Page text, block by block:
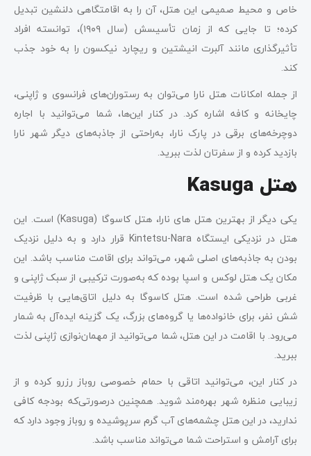
خاص و محیط صمیمی این هتل، آن را به اقامتگاهی دلنشین تبدیل
کرده؛ تا جایی که از زمان تأسیسش (سال ۱۹۰۹)، توانسته افراد
تأثیرگذاری مانند آلبرت انیشتین و ریچارد نیکسون را به خود جذب
کند.
از جمله امکانات هتل نارا می‌توان به رستوران‌های فرانسوی و ژاپنی،
چایخانه و کافه اشاره کرد. در کنار این‌ها، شما می‌توانید با اجاره
دوچرخه‌های برقی در پارک نارا، به‌راحتی از جاذبه‌های دیگر شهر نارا
بازدید کرده و از سفرتان لذت ببرید.
هتل Kasuga
یکی دیگر از بهترین هتل ‌های نارا، هتل کاسوگا (Kasuga) است. این
هتل در نزدیکی ایستگاه Kintetsu-Nara قرار دارد و به دلیل نزدیک
بودن به جاذبه‌های اصلی شهر، می‌تواند برای اقامت مناسب باشد. این
مکان یک هتل لوکس و اسپا بوده که به‌صورت ترکیبی از سبک ژاپنی و
غربی طراحی شده است. هتل کاسوگا به دلیل اتاق‌هایی با ظرفیت
شش نفر، برای خانواده‌ها یا گروه‌های بزرگ، یک گزینه ایده‌آل به شمار
می‌رود. با اقامت در این هتل، شما می‌توانید از مهمان‌نوازی ژاپنی لذت
ببرید.
در کنار این، می‌توانید اتاقی با حمام خصوصی روباز رزرو کرده و از
زیبایی منظره شهر بهره‌مند شوید. همچنین درصورتی‌که بودجه کافی
ندارید، در این هتل چشمه‌های آب گرم سرپوشیده و روباز وجود دارد که
برای آرامش و استراحت شما می‌تواند مناسب باشد.